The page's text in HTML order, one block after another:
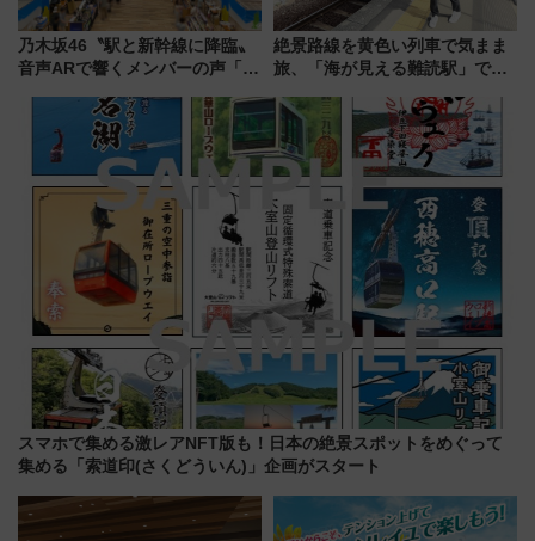
乃木坂46〝駅と新幹線に降臨〟
音声ARで響くメンバーの声「真
絶景路線を黄色い列車で気まま
旅、「海が見える難読駅」で幸
「新・鉄道ひとり旅」279回目
の舞台は「島原鉄道」
スマホで集める激レアNFT版も！日本の絶景スポットをめぐって
集める「索道印(さくどういん)」企画がスタート